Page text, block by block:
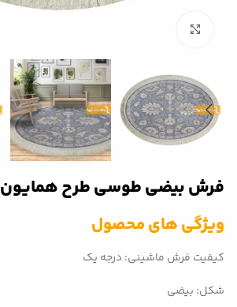
فرش بیضی طوسی طرح همایون
ویژگی های محصول
کیفیت فرش ماشینی: درجه یک
شکل: بیضی